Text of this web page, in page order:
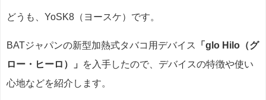
どうも、YoSK8（ヨースケ）です。
BATジャパンの新型加熱式タバコ用デバイス
「glo Hilo（グ
ロー・ヒーロ）」
を入手したので、デバイスの特徴や使い
心地などを紹介します。